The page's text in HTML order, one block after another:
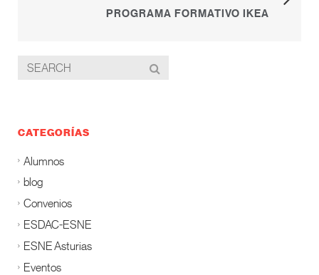
PROGRAMA FORMATIVO IKEA
CATEGORÍAS
Alumnos
blog
Convenios
ESDAC-ESNE
ESNE Asturias
Eventos